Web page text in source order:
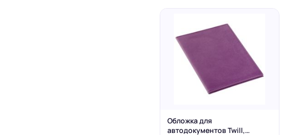
Обложка для
автодокументов Twill,